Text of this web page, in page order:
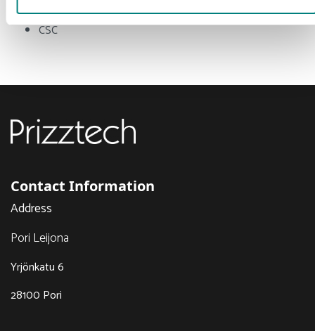
CSC
Contact Information
Address
Pori Leijona
Yrjönkatu 6
28100 Pori